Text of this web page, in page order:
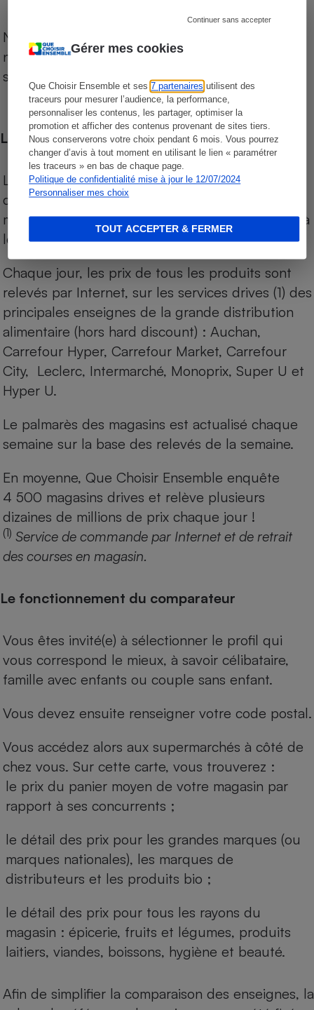
Gérer mes cookies
Que Choisir Ensemble et ses7 partenaires utilisent des
traceurs pour mesurer l’audience, la performance,
personnaliser les contenus, les partager, optimiser la
promotion et afficher des contenus provenant de sites tiers.
Nous conserverons votre choix pendant 6 mois. Vous pourrez
changer d’avis à tout moment en utilisant le lien « paramétrer
les traceurs » en bas de chaque page.
Politique de confidentialité mise à jour le 12/07/2024
Personnaliser mes choix
Continuer sans accepter
TOUT ACCEPTER & FERMER
Notre comparateur de supermarchés propose le
niveau de prix des supermarchés, géolocalisés
sur le territoire français.
Les comparaisons de prix
Les comparaisons sont réalisées sur l’ensemble
des produits des magasins. Les produits de
marques de distributeurs (MDD) sont comparés à
leurs équivalents chez leurs concurrents.
Chaque jour, les prix de tous les produits sont
relevés par Internet, sur les services drives (1) des
principales enseignes de la grande distribution
alimentaire (hors hard discount) : Auchan,
Carrefour Hyper, Carrefour Market, Carrefour
City, Leclerc, Intermarché, Monoprix, Super U et
Hyper U.
Le palmarès des magasins est actualisé chaque
semaine sur la base des relevés de la semaine.
En moyenne, Que Choisir Ensemble enquête
4 500 magasins drives et relève plusieurs
dizaines de millions de prix chaque jour !
(1) Service de commande par Internet et de retrait
des courses en magasin.
Le fonctionnement du comparateur
Vous êtes invité(e) à sélectionner le profil qui
vous correspond le mieux, à savoir célibataire,
famille avec enfants ou couple sans enfant.
Vous devez ensuite renseigner votre code postal.
Vous accédez alors aux supermarchés à côté de
chez vous. Sur cette carte, vous trouverez :
le prix du panier moyen de votre magasin par
rapport à ses concurrents ;
le détail des prix pour les grandes marques (ou
marques nationales), les marques de
distributeurs et les produits bio ;
le détail des prix pour tous les rayons du
magasin : épicerie, fruits et légumes, produits
laitiers, viandes, boissons, hygiène et beauté.
Afin de simplifier la comparaison des enseignes, la